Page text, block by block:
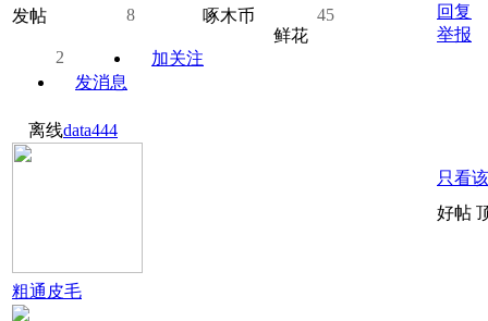
发帖 8 啄木币
45
鲜花
2
加关注
发消息
回复
举报
离线data444
粗通皮毛
只看
好帖